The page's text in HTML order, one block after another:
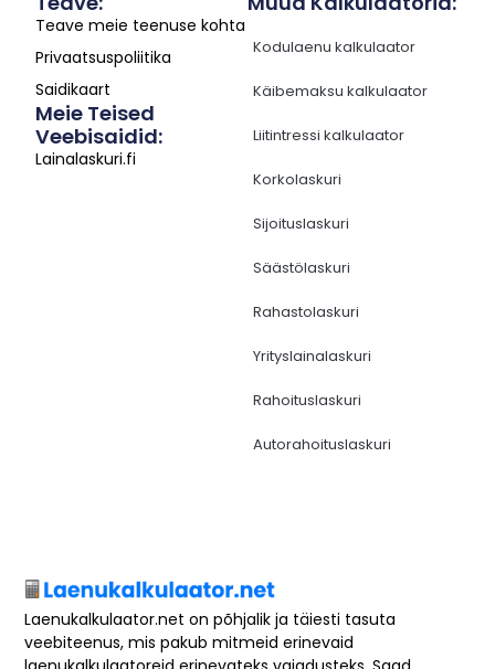
Laenukalkulaator.net on põhjalik ja täiesti tasuta
veebiteenus, mis pakub mitmeid erinevaid
Kodulaenu kalkulaator
Käibemaksu kalkulaator
Liitintressi kalkulaator
Korkolaskuri
Sijoituslaskuri
Säästölaskuri
Rahastolaskuri
Yrityslainalaskuri
Rahoituslaskuri
Autorahoituslaskuri
Teave meie teenuse kohta
Privaatsuspoliitika
Saidikaart
Meie Teised
Veebisaidid:
Lainalaskuri.fi